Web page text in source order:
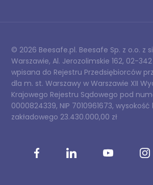
© 2026 Beesafe.pl. Beesafe Sp. z o.o. z
Warszawie, Al. Jerozolimskie 162, 02-
wpisana do Rejestru Przedsiębiorców
dla m. st. Warszawy w Warszawie XII
Krajowego Rejestru Sądowego pod
0000824339, NIP 7010961673, wysokość
zakładowego 23.430.000,00 zł